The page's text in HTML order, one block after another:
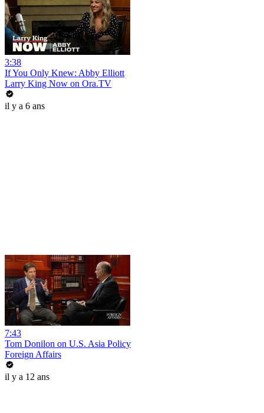
3:38
If You Only Knew: Abby Elliott
Larry King Now on Ora.TV
il y a 6 ans
7:43
Tom Donilon on U.S. Asia Policy
Foreign Affairs
il y a 12 ans